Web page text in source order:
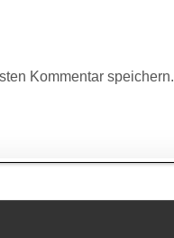
Kommentar speichern.